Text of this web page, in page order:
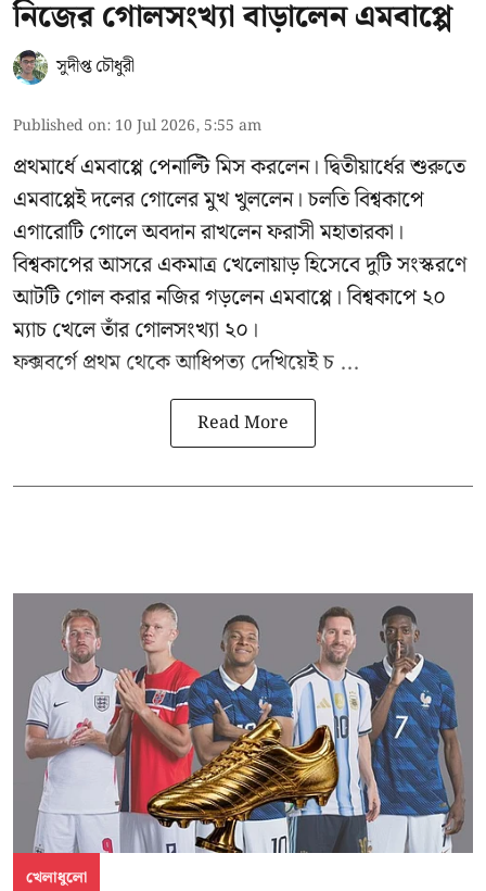
নিজের গোলসংখ্যা বাড়ালেন এমবাপ্পে
সুদীপ্ত চৌধুরী
Published on: 10 Jul 2026, 5:55 am
প্রথমার্ধে এমবাপ্পে পেনাল্টি মিস করলেন। দ্বিতীয়ার্ধের শুরুতে
এমবাপ্পেই দলের গোলের মুখ খুললেন। চলতি বিশ্বকাপে
এগারোটি গোলে অবদান রাখলেন ফরাসী মহাতারকা।
বিশ্বকাপের আসরে একমাত্র খেলোয়াড় হিসেবে দুটি সংস্করণে
আটটি গোল করারনজির গড়লেন এমবাপ্পে। বিশ্বকাপে ২০
ম্যাচ খেলে তাঁর গোলসংখ্যা ২০।
ফক্সবর্গে প্রথম থেকে আধিপত্য দেখিয়েই চ ...
Read More
খেলাধুলো